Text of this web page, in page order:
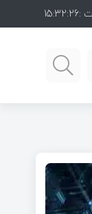
:
15:32:27